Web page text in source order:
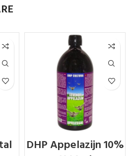
DHP Appelazijn 10%